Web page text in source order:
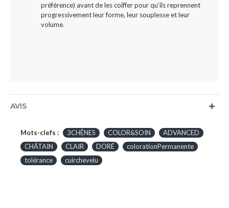
préférence) avant de les coiffer pour qu’ils reprennent
progressivement leur forme, leur souplesse et leur
volume.
AVIS
Mots-clefs : 3CHÊNES COLOR&SOIN
ADVANCED
CHÂTAIN
CLAIR DORÉ
colorationPermanente
tolérance
cuirchevelu